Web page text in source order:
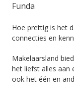
Funda
Hoe prettig is het
connecties en
Makelaarsland
het liefst alles aan
ook het één en